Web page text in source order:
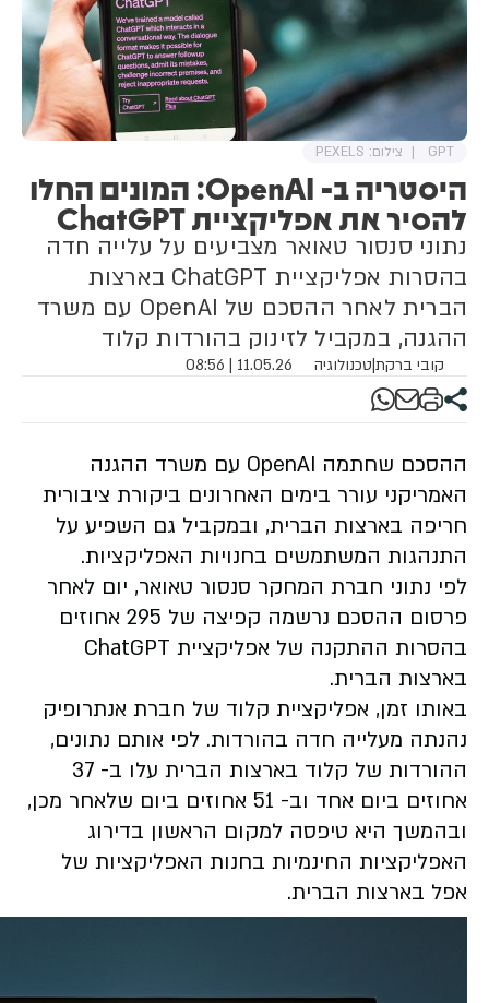
מופרז״ ואינו מוסמך לקבוע מדיניות
עבור התנועה.
היסטריה ב- OpenAI: המונים החלו
להסיר את אפליקציית ChatGPT
נתוני סנסור טאואר מצביעים על עלייה חדה
בהסרות אפליקציית ChatGPT בארצות
הברית לאחר ההסכם של OpenAI עם משרד
ההגנה, במקביל לזינוק בהורדות קלוד
קובי ברקת|טכנולוגיה 11.05.26 | 08:56
GPT צילום: PEXELS
ההסכם שחתמה OpenAI עם משרד ההגנה
האמריקני עורר בימים האחרונים ביקורת ציבורית
חריפה בארצות הברית, ובמקביל גם השפיע על
התנהגות המשתמשים בחנויות האפליקציות.
לפי נתוני חברת המחקר סנסור טאואר, יום לאחר
פרסום ההסכם נרשמה קפיצה של 295 אחוזים
בהסרות ההתקנה של אפליקציית ChatGPT
בארצות הברית.
באותו זמן, אפליקציית קלוד של חברת אנתרופיק
נהנתה מעלייה חדה בהורדות. לפי אותם נתונים,
ההורדות של קלוד בארצות הברית עלו ב- 37
אחוזים ביום אחד וב- 51 אחוזים ביום שלאחר מכן,
ובהמשך היא טיפסה למקום הראשון בדירוג
האפליקציות החינמיות בחנות האפליקציות של
אפל בארצות הברית.